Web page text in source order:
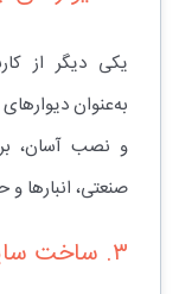
یکی دیگر از
به‌عنوان
و نصب آسان،
صنعتی، انبارها
۳. ساخت سایه‌بان